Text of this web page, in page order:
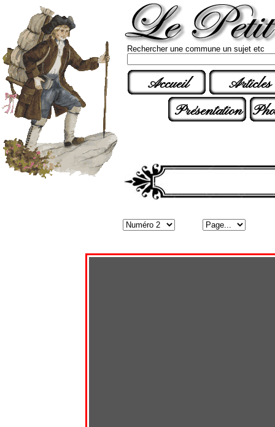
Rechercher une commune un sujet etc
Accueil
Articles
Présentation